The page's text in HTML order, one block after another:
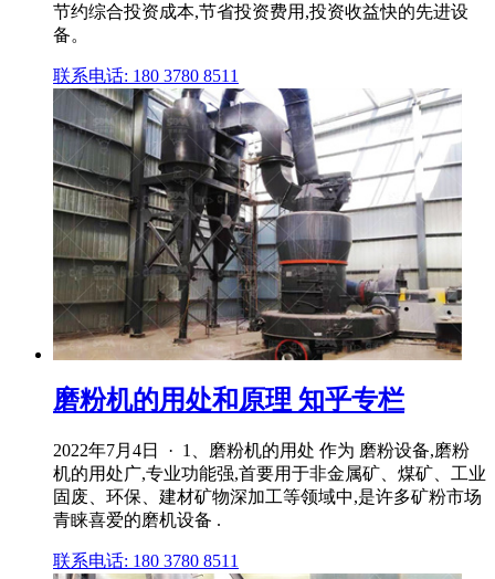
节约综合投资成本,节省投资费用,投资收益快的先进设
备。
联系电话: 180 3780 8511
磨粉机的用处和原理 知乎专栏
2022年7月4日 · 1、磨粉机的用处 作为 磨粉设备,磨粉
机的用处广,专业功能强,首要用于非金属矿、煤矿、工业
固废、环保、建材矿物深加工等领域中,是许多矿粉市场
青睐喜爱的磨机设备 .
联系电话: 180 3780 8511